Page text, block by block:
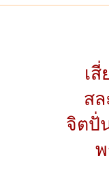
เ
ส
จิตปั่